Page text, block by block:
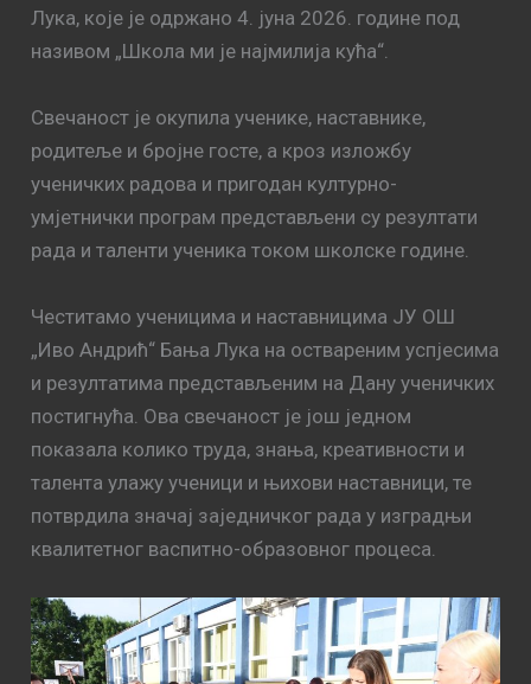
Лука, које је одржано 4. јуна 2026. године под
називом „Школа ми је најмилија кућа“.
Свечаност је окупила ученике, наставнике,
родитеље и бројне госте, а кроз изложбу
ученичких радова и пригодан културно-
умјетнички програм представљени су резултати
рада и таленти ученика током школске године.
Честитамо ученицима и наставницима ЈУ ОШ
„Иво Андрић“ Бања Лука на оствареним успјесима
и резултатима представљеним на Дану ученичких
постигнућа. Ова свечаност је још једном
показала колико труда, знања, креативности и
талента улажу ученици и њихови наставници, те
потврдила значај заједничког рада у изградњи
квалитетног васпитно-образовног процеса.